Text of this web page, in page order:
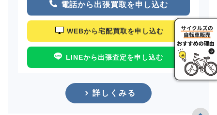
電話から出張買取を申し込む
WEBから宅配買取を申し込む
LINEから出張査定を申し込む
詳しくみる